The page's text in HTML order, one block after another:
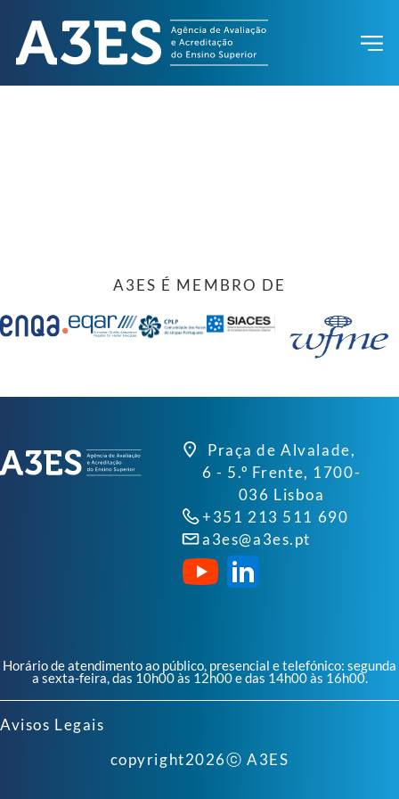
A3ES É MEMBRO DE
Praça de Alvalade,
6 - 5.º Frente, 1700-
036 Lisboa
+351 213 511 690
a3es@a3es.pt
Horário de atendimento ao público, presencial e telefónico: segunda
a sexta-feira, das 10h00 às 12h00 e das 14h00 às 16h00.
Avisos Legais
copyright2026ⓒ A3ES